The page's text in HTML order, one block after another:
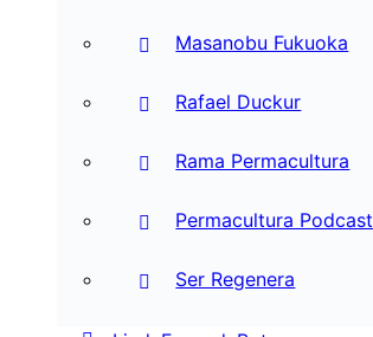
Masanobu Fukuoka
Rafael Duckur
Rama Permacultura
Permacultura Podcast
Ser Regenera